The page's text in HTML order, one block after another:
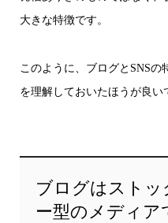
大きな特徴です。
このように、ブログとSNS
を理解しておいたほうが良い
ブログはストッ
ー型のメディア